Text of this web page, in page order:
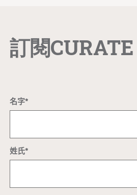
訂閱CURATE
名字*
姓氏*